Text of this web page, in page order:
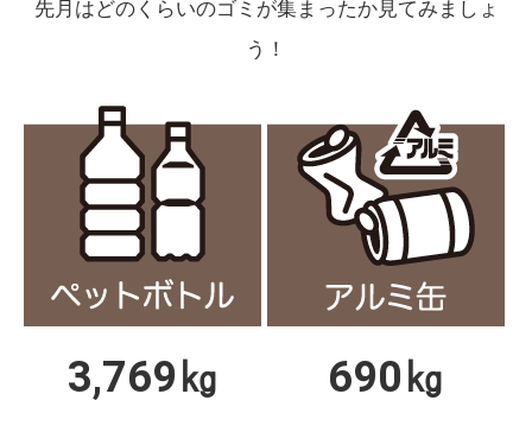
先月はどのくらいのゴミが集まったか見てみましょ
う！
3,769㎏ 690㎏